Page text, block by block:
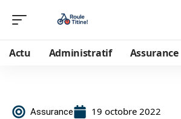
Actu Administratif Assurance
Assurance 19 octobre 2022